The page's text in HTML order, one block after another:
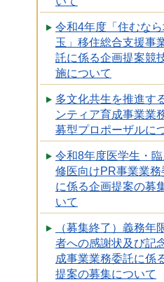
令和4年度「住むな
玉」移住総合支援事
託に係る企画提案競
施について
多文化共生を推進す
ンティア育成事業業
募型プロポーザルに
令和8年度医学生・
修医向けPR事業業務
に係る企画提案の募
いて
（募集終了）義務年
者への感謝状及び記
成事業業務委託に係
提案の募集について